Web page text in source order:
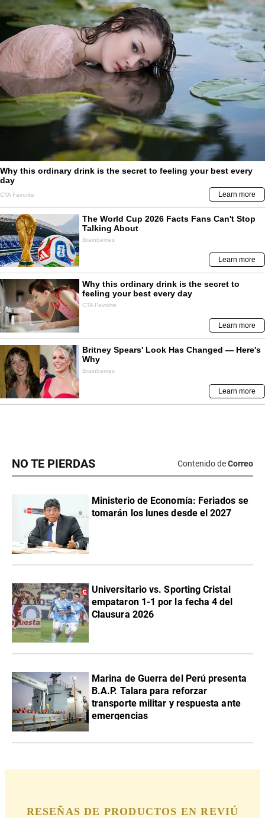
NO TE PIERDAS Contenido deCorreo
Ministerio de Economía: Feriados se
tomarán los lunes desde el 2027
Universitario vs. Sporting Cristal
empataron 1-1 por la fecha 4 del
Clausura 2026
Marina de Guerra del Perú presenta
B.A.P. Talara para reforzar
transporte militar y respuesta ante
emergencias